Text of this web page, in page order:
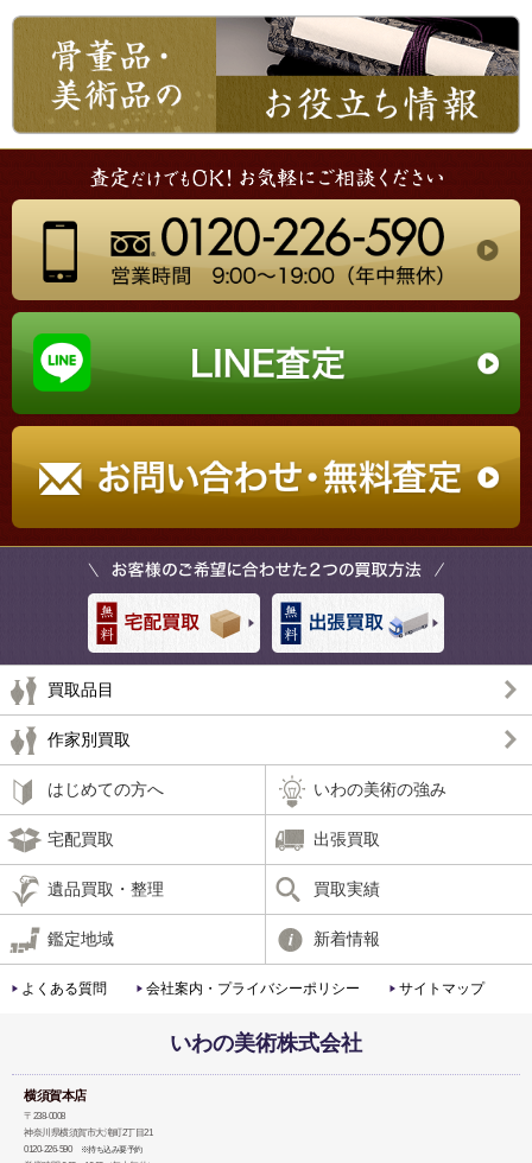
買取品目
作家別買取
はじめての方へ いわの美術の強み
宅配買取 出張買取
遺品買取・整理 買取実績
鑑定地域 新着情報
よくある質問 会社案内・プライバシーポリシー サイトマップ
いわの美術株式会社
横須賀本店
〒238-0008
神奈川県横須賀市大滝町2丁目21
0120-226-590
※持ち込み要予約